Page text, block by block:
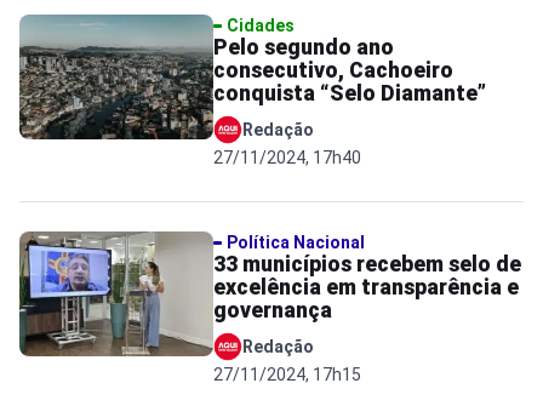
Cidades
Pelo segundo ano
consecutivo, Cachoeiro
conquista “Selo Diamante”
Redação
27/11/2024, 17h40
Política Nacional
33 municípios recebem selo de
excelência em transparência e
governança
Redação
27/11/2024, 17h15